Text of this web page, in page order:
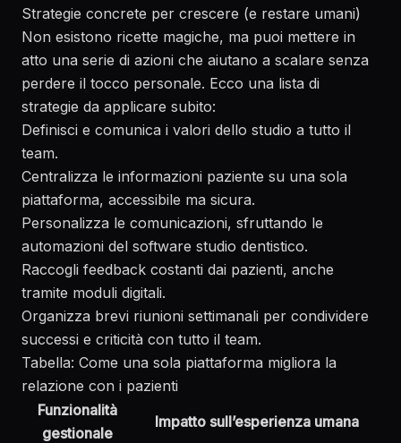
Strategie concrete per crescere (e restare umani)
Non esistono ricette magiche, ma puoi mettere in
atto una serie di azioni che aiutano a scalare senza
perdere il tocco personale. Ecco una lista di
strategie da applicare subito:
Definisci e comunica i valori dello studio a tutto il
team.
Centralizza le informazioni paziente su una sola
piattaforma, accessibile ma sicura.
Personalizza le comunicazioni, sfruttando le
automazioni del software studio dentistico.
Raccogli feedback costanti dai pazienti, anche
tramite moduli digitali.
Organizza brevi riunioni settimanali per condividere
successi e criticità con tutto il team.
Tabella: Come una sola piattaforma migliora la
relazione con i pazienti
Funzionalità
gestionale
Impatto sull’esperienza umana